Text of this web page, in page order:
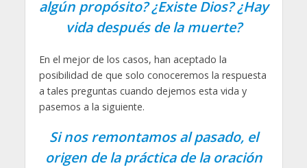
algún propósito? ¿Existe Dios? ¿Hay
vida después de la muerte?
En el mejor de los casos, han aceptado la
posibilidad de que solo conoceremos la respuesta
a tales preguntas cuando dejemos esta vida y
pasemos a la siguiente.
Si nos remontamos al pasado, el
origen de la práctica de la oración